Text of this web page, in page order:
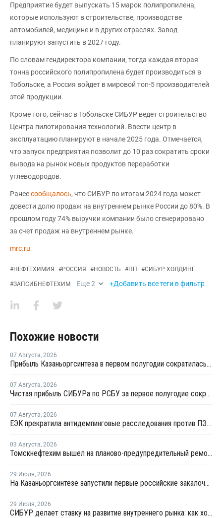
Предприятие будет выпускать 15 марок полипропилена,
которые используют в строительстве, производстве
автомобилей, медицине и в других отраслях. Завод
планируют запустить в 2027 году.
По словам гендиректора компании, тогда каждая вторая
тонна российского полипропилена будет производиться в
Тобольске, а Россия войдет в мировой топ-5 производителей
этой продукции.
Кроме того, сейчас в Тобольске СИБУР ведет строительство
Центра пилотирования технологий. Ввести центр в
эксплуатацию планируют в начале 2025 года. Отмечается,
что запуск предприятия позволит до 10 раз сократить сроки
вывода на рынок новых продуктов переработки
углеводородов.
Ранеесообщалось, что СИБУР по итогам 2024 года может
довести долю продаж на внутреннем рынке России до 80%. В
прошлом году 74% выручки компании было сгенерировано
за счет продаж на внутреннем рынке.
mrc.ru
#НЕФТЕХИМИЯ #РОССИЯ #НОВОСТЬ #ПП #СИБУР ХОЛДИНГ
#ЗАПСИБНЕФТЕХИМ Еще2 +Добавить все теги в фильтр
Похожие новости
07 Августа, 2026
Прибыль Казаньоргсинтеза в первом полугодии сократилась более чем в 2 раза
07 Августа, 2026
Чистая прибыль СИБУРа по РСБУ за первое полугодие сократилась в 3,6 раза
07 Августа, 2026
ЕЭК прекратила антидемпинговые расследования против ПЭ и ПП из Азербайджана и Туркменистана
03 Августа, 2026
Томскнефтехим вышел на планово-предупредительный ремонт
29 Июля, 2026
На Казаньоргсинтезе запустили первые российские закалочно-испарительные аппараты
29 Июля, 2026
СИБУР делает ставку на развитие внутреннего рынка: как холдинг стимулирует спрос на полимеры в ритейле